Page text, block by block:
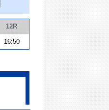
12R
16:50